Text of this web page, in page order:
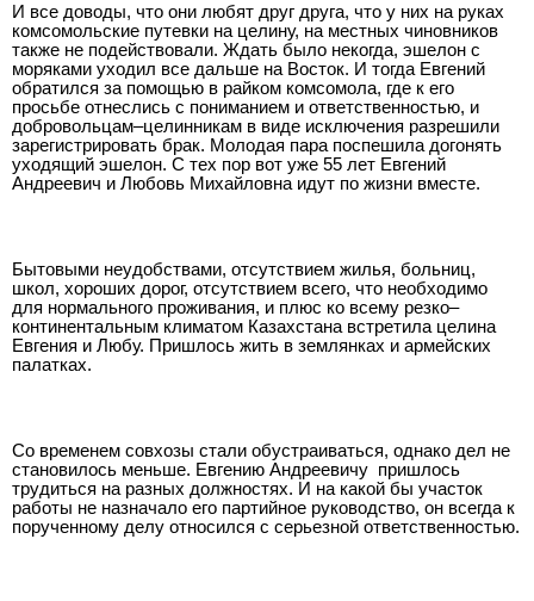
И все доводы, что они любят друг друга, что у них на руках
комсомольские путевки на целину, на местных чиновников
также не подействовали. Ждать было некогда, эшелон с
моряками уходил все дальше на Восток. И тогда Евгений
обратился за помощью в райком комсомола, где к его
просьбе отнеслись с пониманием и ответственностью, и
добровольцам–целинникам в виде исключения разрешили
зарегистрировать брак. Молодая пара поспешила догонять
уходящий эшелон. С тех пор вот уже 55 лет Евгений
Андреевич и Любовь Михайловна идут по жизни вместе.
Бытовыми неудобствами, отсутствием жилья, больниц,
школ, хороших дорог, отсутствием всего, что необходимо
для нормального проживания, и плюс ко всему резко–
континентальным климатом Казахстана встретила целина
Евгения и Любу. Пришлось жить в землянках и армейских
палатках.
Со временем совхозы стали обустраиваться, однако дел не
становилось меньше. Евгению Андреевичу пришлось
трудиться на разных должностях. И на какой бы участок
работы не назначало его партийное руководство, он всегда к
порученному делу относился с серьезной ответственностью.